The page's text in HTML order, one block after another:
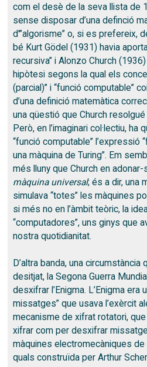
com el desè de la seva llista de
sense disposar d’una definció
d'”algorisme” o, si es prefereix,
bé Kurt Gödel (1931) havia
recursiva” i Alonzo Church
hipòtesi segons la qual els
(parcial)” i “funció computable”
d’una definició matemàtica
una qüestió que Church resolgué
Però, en l’imaginari col·lectiu,
“funció computable” l’expressió
una màquina de Turing”. Em
més lluny que Church en
màquina universal; és a dir, una
simulava “totes” les màquines
si més no en l’àmbit teòric, la
“computadores”, uns ginys que
nostra quotidianitat.
D’altra banda, una
desitjat, la Segona Guerra
desxifrar l’Enigma. L’Enigma era
missatges” que usava l’exèrcit
mecanisme de xifrat rotatori,
xifrar com per desxifrar
màquines electromecàniques de
quals construïda per Arthur